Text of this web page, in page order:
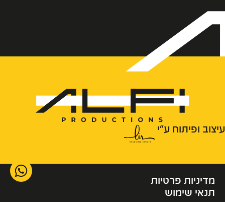
עיצוב ופיתוח ע״י
מדיניות פרטיות
תנאי שימוש